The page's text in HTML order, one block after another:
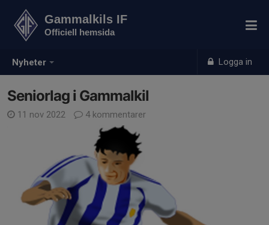
Nyheter Logga in
Gammalkils IF
Officiell hemsida
Seniorlag i Gammalkil
11 nov 2022 4 kommentarer